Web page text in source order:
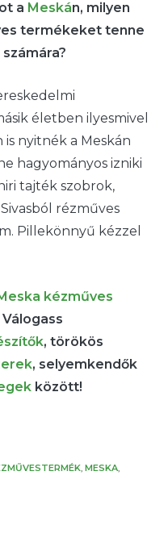
a Meskán, milyen
termékeket tenne
életben ilyesmivel
nyitnék a Meskán
hagyományos izniki
tajték szobrok,
rézműves
Pillekönnyű kézzel
kézműves
Válogass
, törökös
, selyemkendők
között!
MESKA